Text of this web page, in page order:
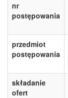
nr
postępowania
przedmiot
postępowania
składanie
ofert